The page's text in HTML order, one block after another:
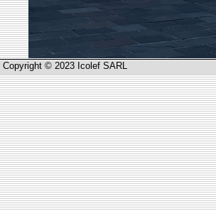
Copyright © 2023 Icolef SARL